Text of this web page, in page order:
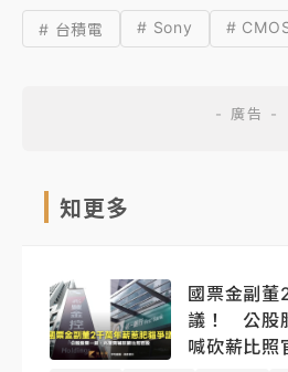
# 台積電 # Sony #
知更多
國票金副董
議！ 公股
喊砍薪比照